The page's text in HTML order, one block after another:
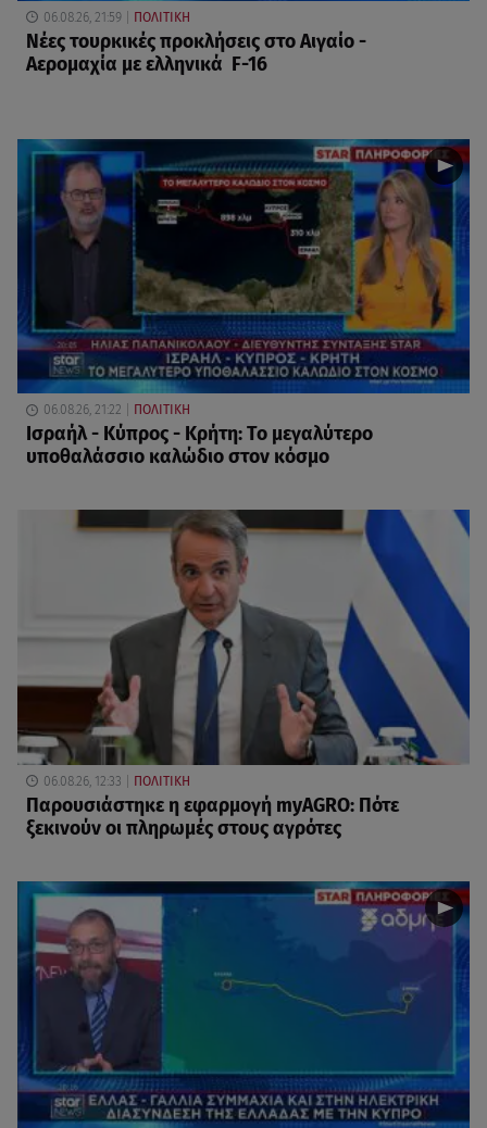
06.08.26, 21:59 ΠΟΛΙΤΙΚΗ
Νέες τουρκικές προκλήσεις στο Αιγαίο -
Αερομαχία με ελληνικά F-16
06.08.26, 21:22 ΠΟΛΙΤΙΚΗ
Ισραήλ - Κύπρος - Κρήτη: Το μεγαλύτερο
υποθαλάσσιο καλώδιο στον κόσμο
06.08.26, 12:33 ΠΟΛΙΤΙΚΗ
Παρουσιάστηκε η εφαρμογή myAGRO: Πότε
ξεκινούν οι πληρωμές στους αγρότες